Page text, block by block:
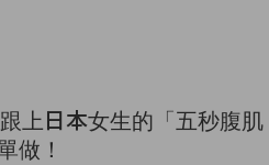
上日本女生的「五秒腹肌
做！